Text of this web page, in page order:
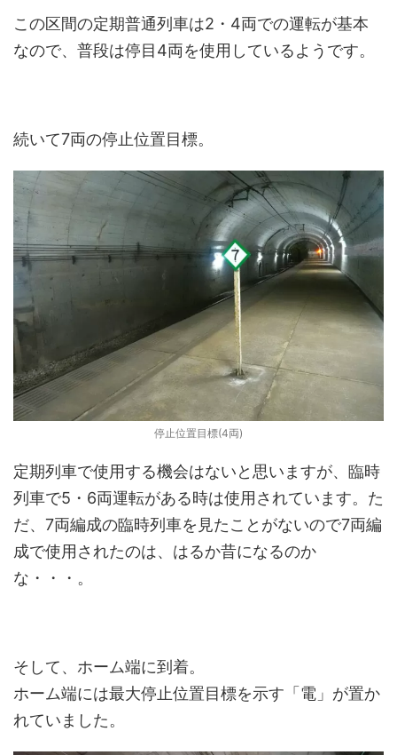
この区間の定期普通列車は2・4両での運転が基本
なので、普段は停目4両を使用しているようです。
続いて7両の停止位置目標。
停止位置目標(4両)
定期列車で使用する機会はないと思いますが、臨時
列車で5・6両運転がある時は使用されています。た
だ、7両編成の臨時列車を見たことがないので7両編
成で使用されたのは、はるか昔になるのか
な・・・。
そして、ホーム端に到着。
ホーム端には最大停止位置目標を示す「電」が置か
れていました。